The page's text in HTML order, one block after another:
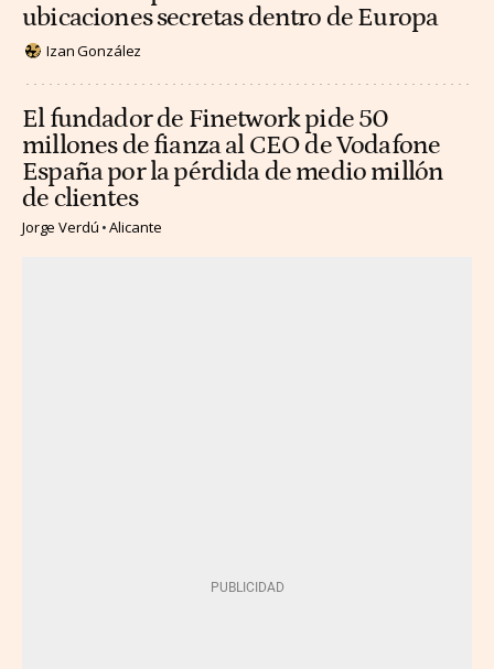
ubicaciones secretas dentro de Europa
Izan González
El fundador de Finetwork pide 50
millones de fianza al CEO de Vodafone
España por la pérdida de medio millón
de clientes
Jorge Verdú Alicante